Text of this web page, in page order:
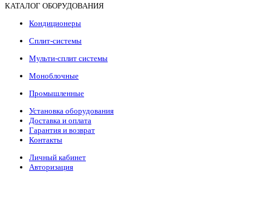
КАТАЛОГ ОБОРУДОВАНИЯ
Кондиционеры
Сплит-системы
Мульти-сплит системы
Моноблочные
Промышленные
Установка оборудования
Доставка и оплата
Гарантия и возврат
Контакты
Личный кабинет
Авторизация